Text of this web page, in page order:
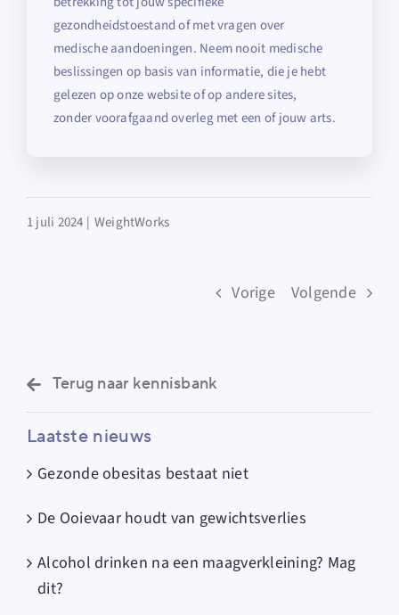
gezondheidstoestand of met vragen over
medische aandoeningen. Neem nooit medische
beslissingen op basis van informatie, die je hebt
gelezen op onze website of op andere sites,
zonder voorafgaand overleg met een of jouw arts.
1 juli 2024 | WeightWorks
Vorige Volgende
Terug naar kennisbank
Laatste nieuws
Gezonde obesitas bestaat niet
De Ooievaar houdt van gewichtsverlies
Alcohol drinken na een maagverkleining? Mag
dit?